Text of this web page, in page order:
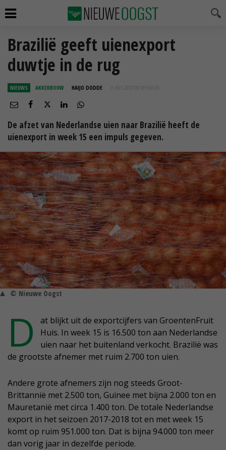
Brazilië geeft uienexport
duwtje in de rug
NIEUWS AKKERBOUW HAIJO DODDE 15 MEI 2018 OM 09:59
De afzet van Nederlandse uien naar Brazilië heeft de
uienexport in week 15 een impuls gegeven.
© Nieuwe Oogst
D
at blijkt uit de exportcijfers van GroentenFruit
Huis. In week 15 is 16.500 ton aan Nederlandse
uien naar het buitenland verkocht. Brazilië was
de grootste afnemer met ruim 2.700 ton uien.
Andere grote afnemers zijn nog steeds Groot-
Brittannië met 2.500 ton, Guinee met bijna 2.000 ton en
Mauretanië met circa 1.400 ton. De totale Nederlandse
export in het seizoen 2017-2018 tot en met week 15
komt op ruim 951.000 ton. Dat is bijna 94.000 ton meer
dan vorig jaar in dezelfde periode.